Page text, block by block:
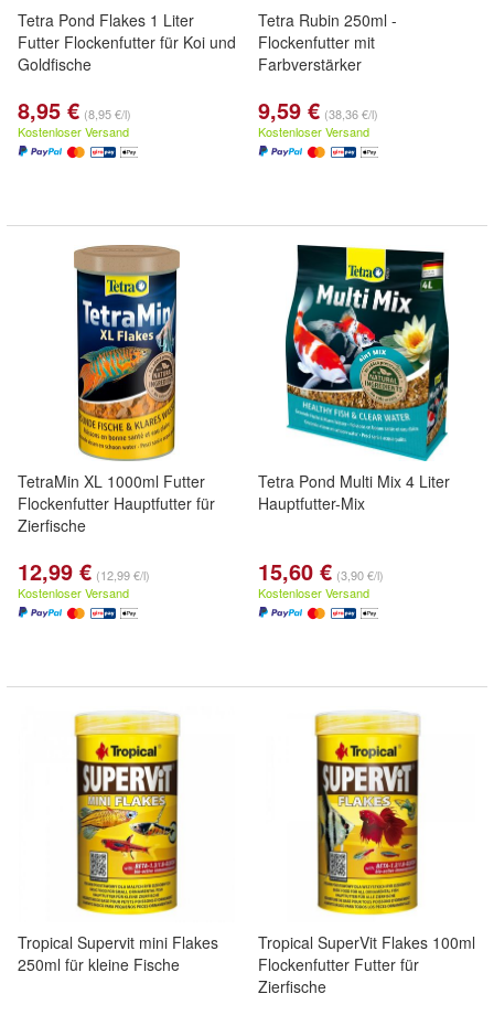
Tetra Pond Flakes 1 Liter
Futter Flockenfutter für Koi und
Goldfische
8,95 € (8,95 €/l)
Kostenloser Versand
Tetra Rubin 250ml -
Flockenfutter mit
Farbverstärker
9,59 € (38,36 €/l)
Kostenloser Versand
TetraMin XL 1000ml Futter
Flockenfutter Hauptfutter für
Zierfische
12,99 € (12,99 €/l)
Kostenloser Versand
Tetra Pond Multi Mix 4 Liter
Hauptfutter-Mix
15,60 € (3,90 €/l)
Kostenloser Versand
Tropical Supervit mini Flakes
250ml für kleine Fische
Tropical SuperVit Flakes 100ml
Flockenfutter Futter für
Zierfische